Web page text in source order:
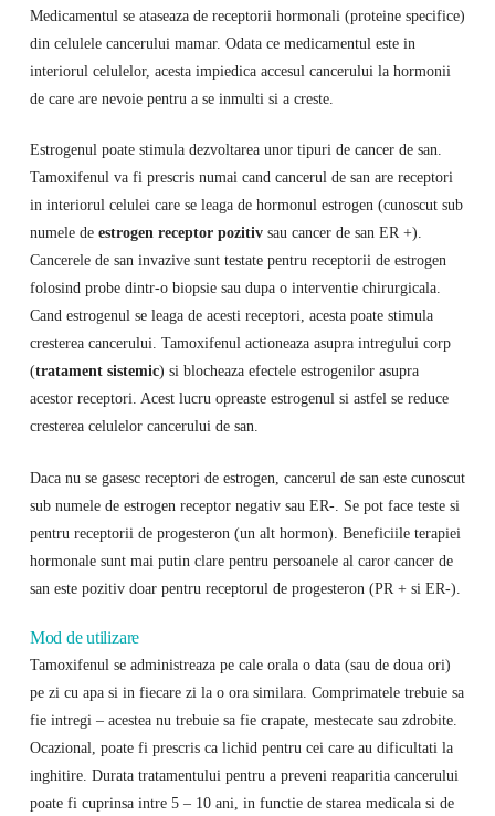
Medicamentul se ataseaza de receptorii hormonali (proteine ​​specifice)
din celulele cancerului mamar. Odata ce medicamentul este in
interiorul celulelor, acesta impiedica accesul cancerului la hormonii
de care are nevoie pentru a se inmulti si a creste.
Estrogenul poate stimula dezvoltarea unor tipuri de cancer de san.
Tamoxifenul va fi prescris numai cand cancerul de san are receptori
in interiorul celulei care se leaga de hormonul estrogen (cunoscut sub
numele de estrogen receptor pozitivsau cancer de san ER +).
Cancerele de san invazive sunt testate pentru receptorii de estrogen
folosind probe dintr-o biopsie sau dupa o interventie chirurgicala.
Cand estrogenul se leaga de acesti receptori, acesta poate stimula
cresterea cancerului. Tamoxifenul actioneaza asupra intregului corp
(tratament sistemic) si blocheaza efectele estrogenilor asupra
acestor receptori. Acest lucru opreaste estrogenul si astfel se reduce
cresterea celulelor cancerului de san.
Daca nu se gasesc receptori de estrogen, cancerul de san este cunoscut
sub numele de estrogen receptor negativ sau ER-. Se pot face teste si
pentru receptorii de progesteron (un alt hormon). Beneficiile terapiei
hormonale sunt mai putin clare pentru persoanele al caror cancer de
san este pozitiv doar pentru receptorul de progesteron (PR + si ER-).
Mod de utilizare
Tamoxifenul se administreaza pe cale orala o data (sau de doua ori)
pe zi cu apa si in fiecare zi la o ora similara. Comprimatele trebuie sa
fie intregi – acestea nu trebuie sa fie crapate, mestecate sau zdrobite.
Ocazional, poate fi prescris ca lichid pentru cei care au dificultati la
inghitire. Durata tratamentului pentru a preveni reaparitia cancerului
poate fi cuprinsa intre 5 – 10 ani, in functie de starea medicala si de